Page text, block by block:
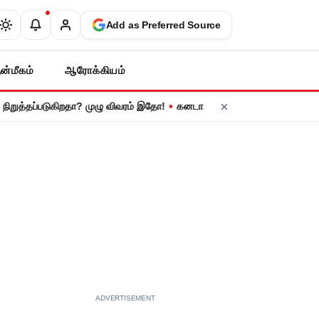
Add as Preferred Source
ஆரோக்கியம்
முழு விவரம் இதோ! • கனடா பொருட்களுக்கு 50% இறக்குமதி
ADVERTISEMENT